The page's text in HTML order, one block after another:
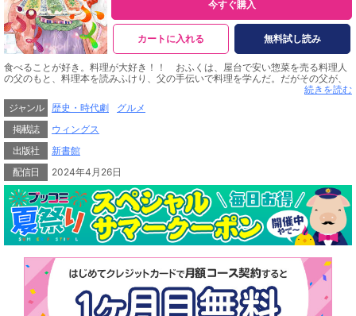
今すぐ購入
カートに入れる 無料試し読み
食べることが好き。料理が大好き！！ おふくは、屋台で安い惣菜を売る料理人
の父のもと、料理本を読みふけり、父の手伝いで料理を学んだ。だがその父が、
店を開いて重ねた無理がたたって借金を残して亡くなり、おふくは、その借金の
かたに女の子たちがサービスする茶屋で働くことに……！！ 椿茶屋というその
深川の店には、おっかない女将「かかさん」、腕はいいのにヤサグレている料理
人、そして美しい用心棒が……！？ 「お殿様でも棒手振りでもうまいうまいと
毎日笑って飯が食えりゃアそれが一番幸せよ」父の言葉を胸に、おふくは、笑顔
とめげない根性と、そして料理の腕で、自分の道を切り開く！！
続きを読む
ジャンル
歴史・時代劇
グルメ
掲載誌
ウィングス
出版社
新書館
配信日
2024年4月26日